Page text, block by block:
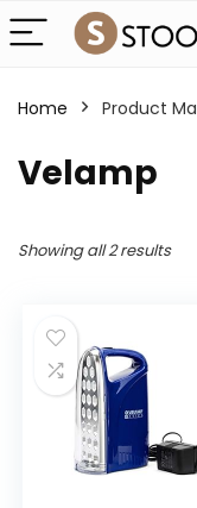
Home Product
‎Velamp
Showing all 2 results